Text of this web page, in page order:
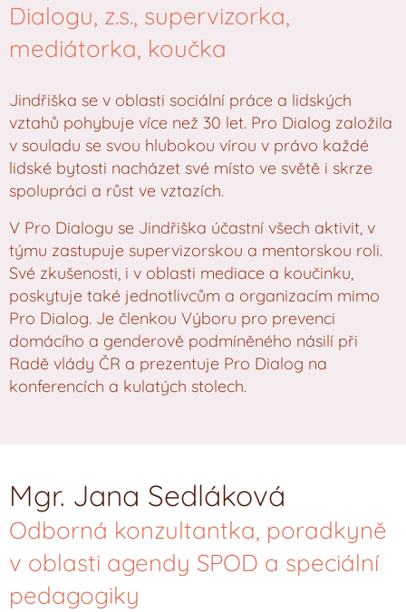
Dialogu, z.s., supervizorka,
mediátorka, koučka
Jindřiška se v oblasti sociální práce a lidských
vztahů pohybuje více než 30 let. Pro Dialog založila
v souladu se svou hlubokou vírou v právo každé
lidské bytosti nacházet své místo ve světě i skrze
spolupráci a růst ve vztazích.
V Pro Dialogu se Jindřiška účastní všech aktivit, v
týmu zastupuje supervizorskou a mentorskou roli.
Své zkušenosti, i v oblasti mediace a koučinku,
poskytuje také jednotlivcům a organizacím mimo
Pro Dialog. Je členkou Výboru pro prevenci
domácího a genderově podmíněného násilí při
Radě vlády ČR a prezentuje Pro Dialog na
konferencích a kulatých stolech.
Mgr. Jana Sedláková
Odborná konzultantka, poradkyně
v oblasti agendy SPOD a speciální
pedagogiky